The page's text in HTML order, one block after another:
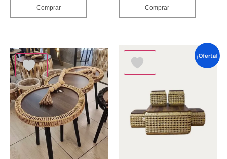
Comprar Comprar
¡Oferta!